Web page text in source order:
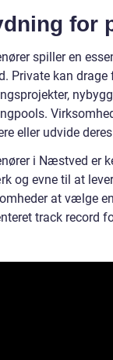
for
spiller en
Private kan drage
eller udvide
i Næstved er
og evne til at
at vælge
track record